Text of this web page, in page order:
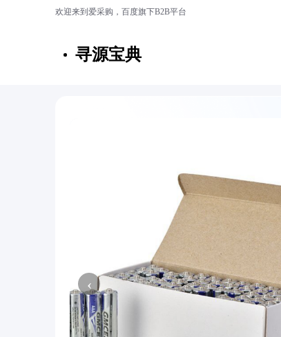
欢迎来到爱采购，百度旗下B2B平台
寻源宝典
‹